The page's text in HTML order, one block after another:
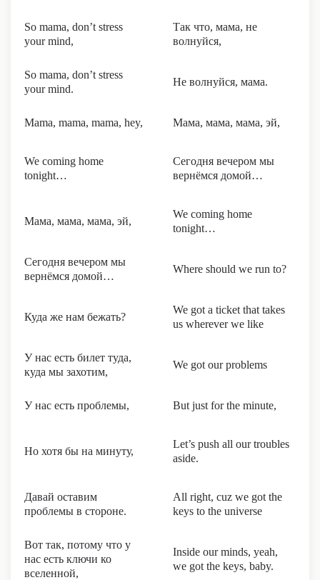
So mama, don’t stress
your mind,
Так что, мама, не
волнуйся,
So mama, don’t stress
your mind.
Не волнуйся, мама.
Mama, mama, mama, hey, Мама, мама, мама, эй,
We coming home
tonight…
Сегодня вечером мы
вернёмся домой…
Мама, мама, мама, эй,
We coming home
tonight…
Сегодня вечером мы
вернёмся домой…
Where should we run to?
Куда же нам бежать?
We got a ticket that takes
us wherever we like
У нас есть билет туда,
куда мы захотим,
We got our problems
У нас есть проблемы, But just for the minute,
Но хотя бы на минуту,
Let’s push all our troubles
aside.
Давай оставим
проблемы в стороне.
All right, cuz we got the
keys to the universe
Вот так, потому что у
нас есть ключи ко
вселенной,
Inside our minds, yeah,
we got the keys, baby.